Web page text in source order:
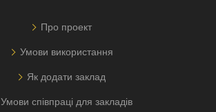
Про проект
Умови використання
Як додати заклад
Умови співпраці для закладів